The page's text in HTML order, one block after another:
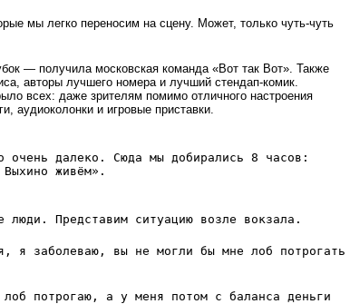
мы легко переносим на сцену. Может, только чуть-чуть
— получила московская команда «Вот так Вот». Также
авторы лучшего номера и лучший стендап-комик.
всех: даже зрителям помимо отличного настроения
аудиоколонки и игровые приставки.
очень далеко. Сюда мы добирались 8 часов:
живём».
люди. Представим ситуацию возле вокзала.
я заболеваю, вы не могли бы мне лоб потрогать
потрогаю, а у меня потом с баланса деньги